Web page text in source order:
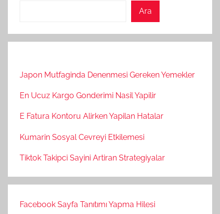
Ara
Japon Mutfaginda Denenmesi Gereken Yemekler
En Ucuz Kargo Gonderimi Nasil Yapilir
E Fatura Kontoru Alirken Yapilan Hatalar
Kumarin Sosyal Cevreyi Etkilemesi
Tiktok Takipci Sayini Artiran Strategiyalar
Facebook Sayfa Tanıtımı Yapma Hilesi